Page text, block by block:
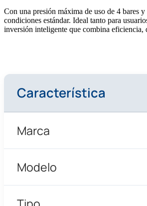
Con una presión máxima de uso de 4 bares
condiciones estándar. Ideal tanto para
inversión inteligente que combina
Característica
Marca
Modelo